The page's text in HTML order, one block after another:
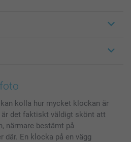
kolla hur mycket klockan är
det faktiskt väldigt skönt att
närmare bestämt på
där. En klocka på en vägg